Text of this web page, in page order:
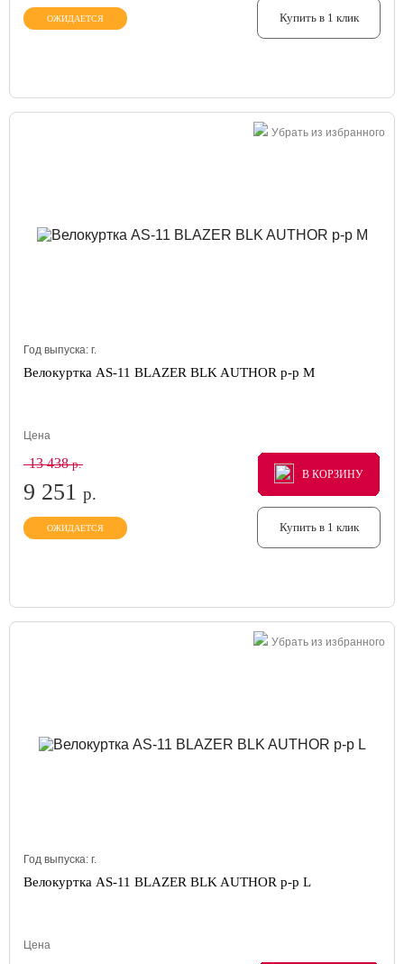
ОЖИДАЕТСЯ Купить в 1 клик
Убрать из избранного
Год выпуска: г.
Велокуртка AS-11 BLAZER BLK AUTHOR р-р M
Цена
13 438р.
9 251 р.
ОЖИДАЕТСЯ
В КОРЗИНУ
В КОРЗИНУ
В КОРЗИНУ
Купить в 1 клик
Убрать из избранного
Год выпуска: г.
Велокуртка AS-11 BLAZER BLK AUTHOR р-р L
Цена